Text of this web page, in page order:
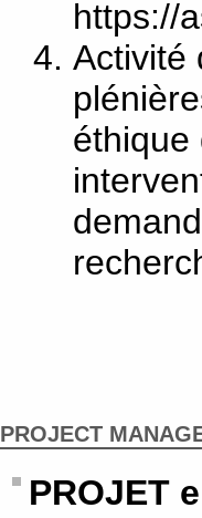
https://
Activité
éthique
PROJECT
PROJET